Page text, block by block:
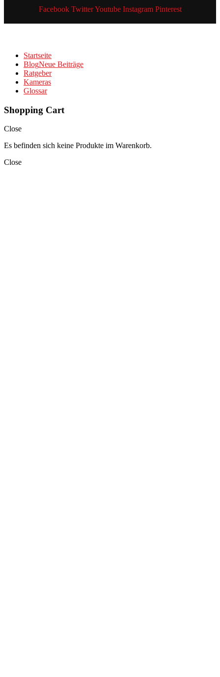
Facebook Twitter Youtube Instagram Pinterest
Startseite
BlogNeue Beiträge
Ratgeber
Kameras
Glossar
Shopping Cart
Close
Es befinden sich keine Produkte im Warenkorb.
Close